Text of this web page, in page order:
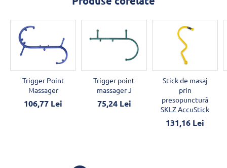
Trigger Point
Massager
106,77 Lei
Trigger point
massager J
75,24 Lei
Stick de masaj
prin
presopunctură
SKLZ AccuStick
131,16 Lei